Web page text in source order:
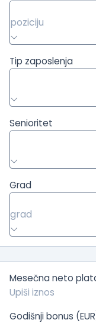
poziciju
Tip zaposlenja
Senioritet
Grad
grad
Mesečna neto
Godišnji bonus